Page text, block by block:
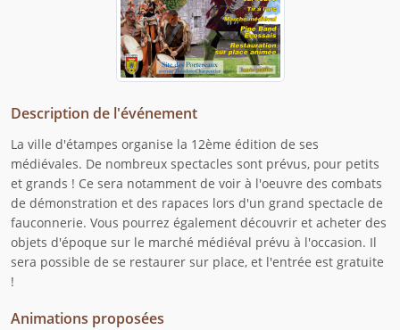
Description de l'événement
La ville d'étampes organise la 12ème édition de ses
médiévales. De nombreux spectacles sont prévus, pour petits
et grands ! Ce sera notamment de voir à l'oeuvre des combats
de démonstration et des rapaces lors d'un grand spectacle de
fauconnerie. Vous pourrez également découvrir et acheter des
objets d'époque sur le marché médiéval prévu à l'occasion. Il
sera possible de se restaurer sur place, et l'entrée est gratuite
!
Animations proposées